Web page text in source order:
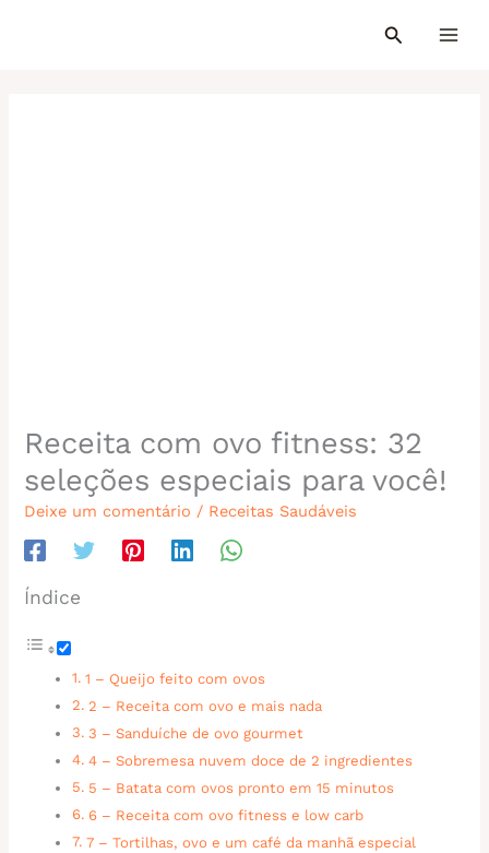
Receita com ovo fitness: 32
seleções especiais para você!
Deixe um comentário / Receitas Saudáveis
Índice
1 – Queijo feito com ovos
2 – Receita com ovo e mais nada
3 – Sanduíche de ovo gourmet
4 – Sobremesa nuvem doce de 2 ingredientes
5 – Batata com ovos pronto em 15 minutos
6 – Receita com ovo fitness e low carb
7 – Tortilhas, ovo e um café da manhã especial